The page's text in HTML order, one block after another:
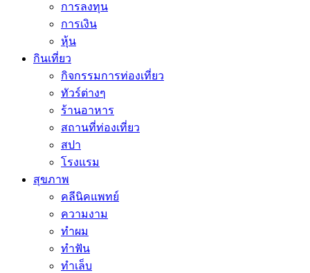
การลงทุน
การเงิน
หุ้น
กินเที่ยว
กิจกรรมการท่องเที่ยว
ทัวร์ต่างๆ
ร้านอาหาร
สถานที่ท่องเที่ยว
สปา
โรงแรม
สุขภาพ
คลีนิคแพทย์
ความงาม
ทำผม
ทำฟัน
ทำเล็บ